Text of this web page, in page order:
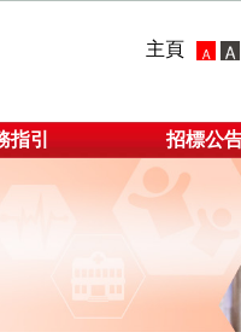
主頁
指引 招標公